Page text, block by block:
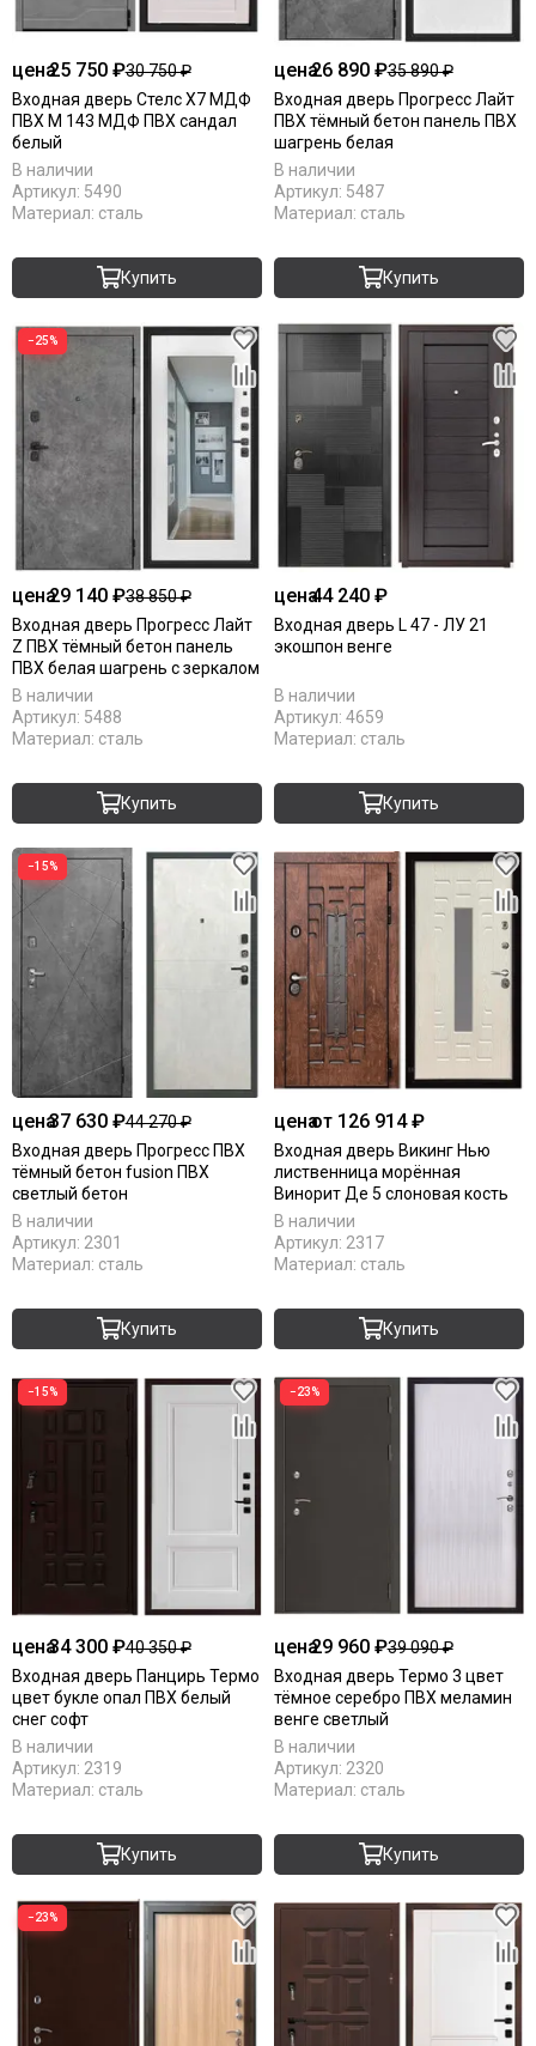
цена25 750 ₽30 750 ₽
Входная дверь Стелс Х7 МДФ
ПВХ М 143 МДФ ПВХ сандал
белый
В наличии
Артикул: 5490
Материал: сталь
Купить
цена26 890 ₽35 890 ₽
Входная дверь Прогресс Лайт
ПВХ тёмный бетон панель ПВХ
шагрень белая
В наличии
Артикул: 5487
Материал: сталь
Купить
−25%
цена29 140 ₽38 850 ₽
Входная дверь Прогресс Лайт
Z ПВХ тёмный бетон панель
ПВХ белая шагрень с зеркалом
В наличии
Артикул: 5488
Материал: сталь
Купить
цена44 240 ₽
Входная дверь L 47 - ЛУ 21
экошпон венге
В наличии
Артикул: 4659
Материал: сталь
Купить
−15%
цена37 630 ₽44 270 ₽
Входная дверь Прогресс ПВХ
тёмный бетон fusion ПВХ
светлый бетон
В наличии
Артикул: 2301
Материал: сталь
Купить
ценаот 126 914 ₽
Входная дверь Викинг Нью
лиственница морённая
Винорит Де 5 слоновая кость
В наличии
Артикул: 2317
Материал: сталь
Купить
−15%
цена34 300 ₽40 350 ₽
Входная дверь Панцирь Термо
цвет букле опал ПВХ белый
снег софт
В наличии
Артикул: 2319
Материал: сталь
Купить
−23%
цена29 960 ₽39 090 ₽
Входная дверь Термо 3 цвет
тёмное серебро ПВХ меламин
венге светлый
В наличии
Артикул: 2320
Материал: сталь
Купить
−23%